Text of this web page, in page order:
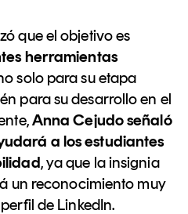
que el objetivo es
herramientas
solo para su etapa
para su desarrollo en el
Anna Cejudo señaló
a los estudiantes
, ya que la insignia
un reconocimiento muy
de LinkedIn.